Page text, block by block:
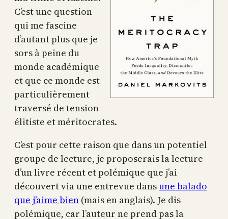
C’est une question
qui me fascine
d’autant plus que je
sors à peine du
monde académique
et que ce monde est
particulièrement
traversé de tension
élitiste et méritocrates.
C’est pour cette raison que dans un potentiel
groupe de lecture, je proposerais la lecture
d’un livre récent et polémique que j’ai
découvert via une entrevue dansune balado
que j’aime bien (mais en anglais). Je dis
polémique, car l’auteur ne prend pas la